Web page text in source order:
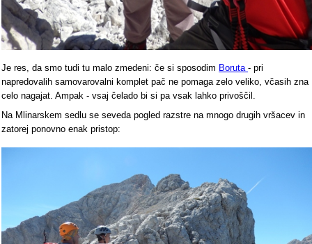
Je res, da smo tudi tu malo zmedeni: če si sposodim Boruta - pri
napredovalih samovarovalni komplet pač ne pomaga zelo veliko, včasih zna
celo nagajat. Ampak - vsaj čelado bi si pa vsak lahko privoščil.
Na Mlinarskem sedlu se seveda pogled razstre na mnogo drugih vršacev in
zatorej ponovno enak pristop: